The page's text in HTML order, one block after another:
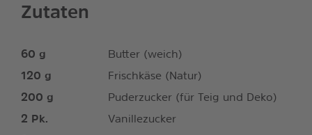
Zutaten
60 g
Butter (weich)
120 g
Frischkäse (Natur)
200 g
Puderzucker (für Teig und Deko)
2 Pk.
Vanillezucker